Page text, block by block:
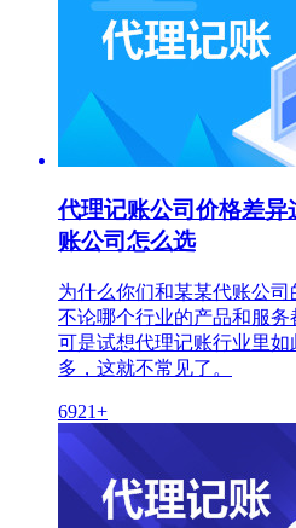
代理记账公司价格差
账公司怎么选
为什么你们和某某代账公
不论哪个行业的产品和服务
可是试想代理记账行业里
多，这就不常见了。
6921+